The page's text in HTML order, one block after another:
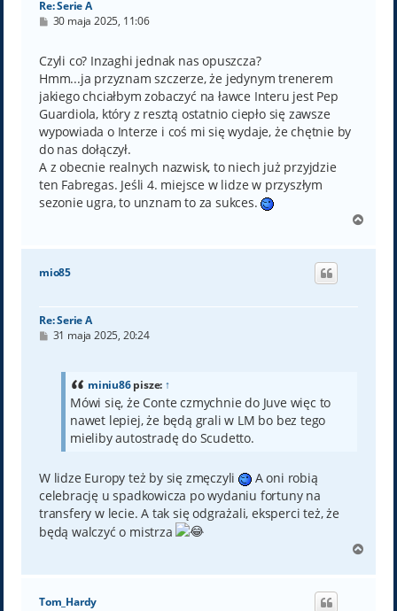
Re: Serie A
P
t
30 maja 2025, 11:06
Czyli co? Inzaghi jednak nas opuszcza?
Hmm...ja przyznam szczerze, że jedynym trenerem
jakiego chciałbym zobaczyć na ławce Interu jest Pep
Guardiola, który z resztą ostatnio ciepło się zawsze
wypowiada o Interze i coś mi się wydaje, że chętnie by
do nas dołączył.
A z obecnie realnych nazwisk, to niech już przyjdzie
ten Fabregas. Jeśli 4. miejsce w lidze w przyszłym
sezonie ugra, to unznam to za sukces.
g
mio85
Re: Serie A
P31 maja 2025, 20:24
miniu86pisze: ↑
Mówi się, że Conte czmychnie do Juve więc to
nawet lepiej, że będą grali w LM bo bez tego
mieliby autostradę do Scudetto.
W lidze Europy też by się zmęczyli
A oni robią
celebrację u spadkowicza po wydaniu fortuny na
transfery w lecie. A tak się odgrażali, eksperci też, że
będą walczyć o mistrza
g
Tom_Hardy